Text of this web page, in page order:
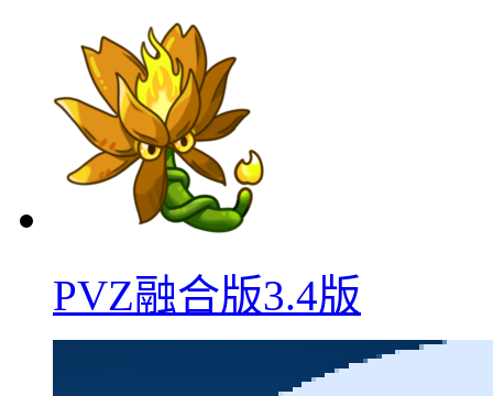
PVZ融合版3.4版